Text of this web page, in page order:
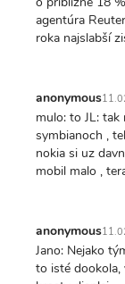
agentúra
roka najslabší
anonymous
mulo: to JL:
symbianoch ,
nokia si uz
mobil malo ,
anonymous
Jano: Nejako
to isté dookola,